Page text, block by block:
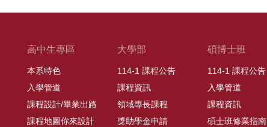
高中生專區
本系特色
入學管道
課程設計/畢業出路
課程地圖你來設計
大學部
114-1 課程公告
課程資訊
領域專長課程
獎助學金申請
碩博士班
114-1 課程公告
入學管道
課程資訊
碩士班修業指南